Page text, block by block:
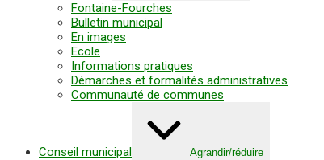
Fontaine-Fourches
Bulletin municipal
En images
Ecole
Informations pratiques
Démarches et formalités administratives
Communauté de communes
Conseil municipal Agrandir/réduire